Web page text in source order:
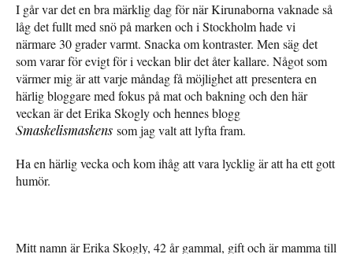
I går var det en bra märklig dag för när Kirunaborna vaknade så
låg det fullt med snö på marken och i Stockholm hade vi
närmare 30 grader varmt. Snacka om kontraster. Men säg det
som varar för evigt för i veckan blir det åter kallare. Något som
värmer mig är att varje måndag få möjlighet att presentera en
härlig bloggare med fokus på mat och bakning och den här
veckan är det Erika Skogly och hennes blogg
Smaskelismaskens som jag valt att lyfta fram.
Ha en härlig vecka och kom ihåg att vara lycklig är att ha ett gott
humör.
Mitt namn är Erika Skogly, 42 år gammal, gift och är mamma till